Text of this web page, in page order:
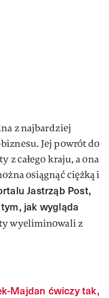
z najbardziej
Jej powrót do
z całego kraju, a ona
osiągnąć ciężką i
Jastrząb Post,
jak wygląda
wyeliminowali z
Majdan ćwiczy tak,